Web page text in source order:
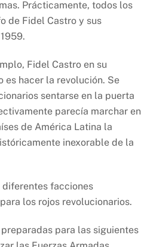
Prácticamente, todos los
de Fidel Castro y sus
Fidel Castro en su
es hacer la revolución. Se
sentarse en la puerta
parecía marchar en
de América Latina la
inexorable de la
diferentes facciones
los rojos revolucionarios.
para las siguientes